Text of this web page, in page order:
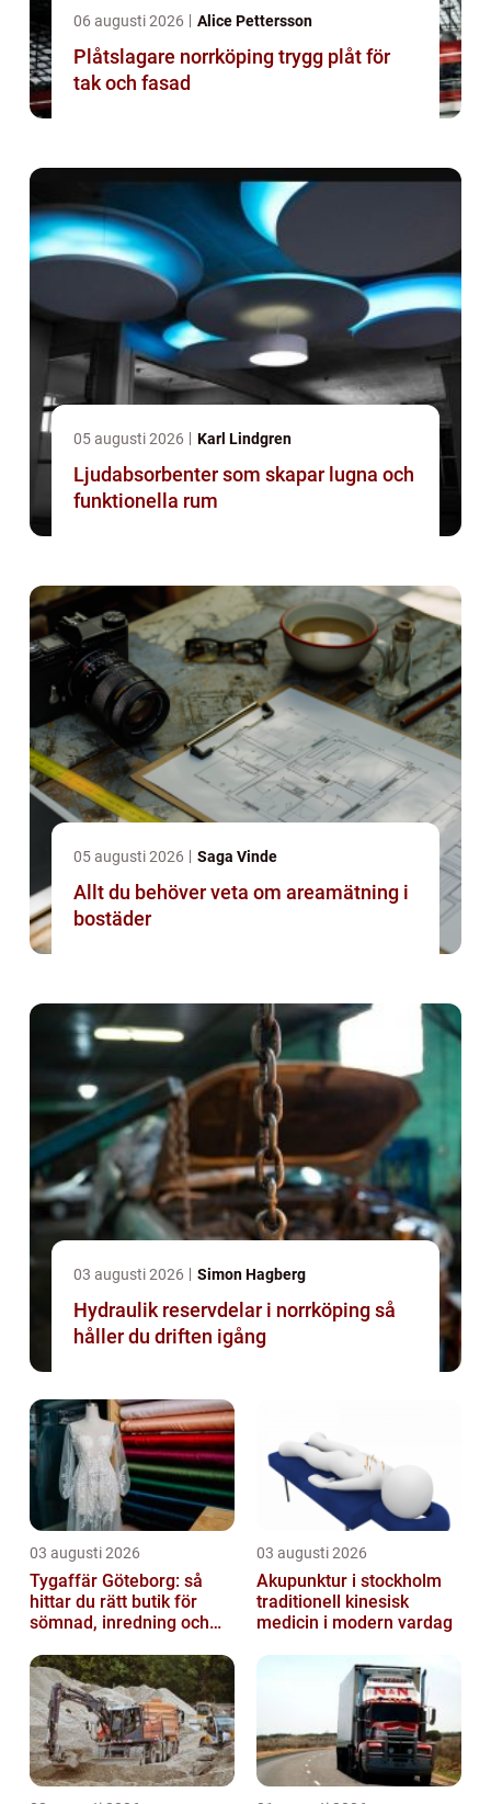
06 augusti 2026 Alice Pettersson
Plåtslagare norrköping trygg plåt för
tak och fasad
05 augusti 2026 Karl Lindgren
Ljudabsorbenter som skapar lugna och
funktionella rum
05 augusti 2026 Saga Vinde
Allt du behöver veta om areamätning i
bostäder
03 augusti 2026 Simon Hagberg
Hydraulik reservdelar i norrköping så
håller du driften igång
03 augusti 2026
Tygaffär Göteborg: så
hittar du rätt butik för
sömnad, inredning och
03 augusti 2026
Akupunktur i stockholm
traditionell kinesisk
medicin i modern vardag